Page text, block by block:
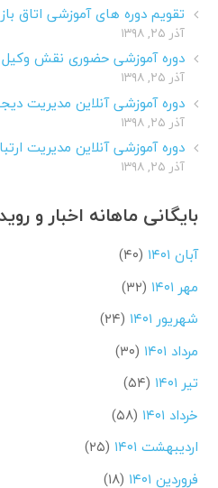
تقویم دوره های آموزشی اتاق
آذر ۲۵, ۱۳۹۸
دوره آموزشی حضوری نقش وکیل
آذر ۲۵, ۱۳۹۸
دوره آموزشی آنلاین مدیریت
آذر ۲۵, ۱۳۹۸
دوره آموزشی آنلاین مدیریت
آذر ۲۵, ۱۳۹۸
بایگانی ماهانه اخبار و
آبان ۱۴۰۱
(۴۰)
مهر ۱۴۰۱
(۳۲)
شهریور ۱۴۰۱
(۲۴)
مرداد ۱۴۰۱
(۳۰)
تیر ۱۴۰۱
(۵۴)
خرداد ۱۴۰۱
(۵۸)
اردیبهشت ۱۴۰۱
(۲۵)
فروردین ۱۴۰۱
(۱۸)